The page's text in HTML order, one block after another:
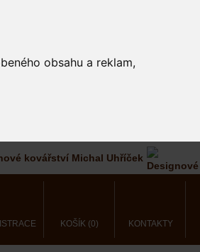
obsahu a reklam,
kovářství Michal Uhříček
KOŠÍK (0) KONTAKTY